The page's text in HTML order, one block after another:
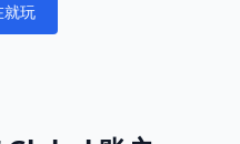
就玩